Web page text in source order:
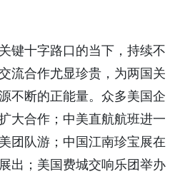
十字路口的当下，持续不
流合作尤显珍贵，为两国关
不断的正能量。众多美国企
大合作；中美直航航班进一
团队游；中国江南珍宝展在
出；美国费城交响乐团举办